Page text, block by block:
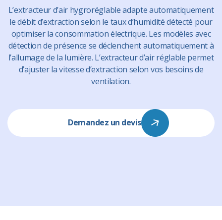
L’extracteur d’air hygroréglable adapte automatiquement
le débit d’extraction selon le taux d’humidité détecté pour
optimiser la consommation électrique. Les modèles avec
détection de présence se déclenchent automatiquement à
l’allumage de la lumière. L’extracteur d’air réglable permet
d’ajuster la vitesse d’extraction selon vos besoins de
ventilation.
Demandez un devis